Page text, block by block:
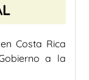
Costa Rica
a la